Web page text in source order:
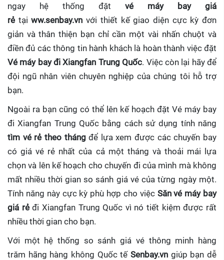
ngay hệ thống đặt vé máy bay giá
rẻ tạiww.senbay.vn với thiết kế giao diện cực kỳ đơn
giản và thân thiện bạn chỉ cần một vài nhấn chuột và
điền đủ các thông tin hành khách là hoàn thành việc đặt
Vé máy bay đi Xiangfan Trung Quốc. Việc còn lại hãy để
đội ngũ nhân viên chuyên nghiệp của chúng tôi hỗ trợ
bạn.
Ngoài ra bạn cũng có thể lên kế hoạch đặt Vé máy bay
đi Xiangfan Trung Quốc bằng cách sử dụng tính năng
tìm vé rẻ theo thángđể lựa xem được các chuyến bay
có giá vé rẻ nhất của cả một tháng và thoải mái lựa
chọn và lên kế hoạch cho chuyến đi của mình mà không
mất nhiều thời gian so sánh giá vé của từng ngày một.
Tính năng này cực kỳ phù hợp cho việc Săn vé máy bay
giá rẻđi Xiangfan Trung Quốc vì nó tiết kiệm được rất
nhiều thời gian cho bạn.
Với một hệ thống so sánh giá vé thông minh hàng
trăm hãng hàng không Quốc tế Senbay.vn giúp bạn dễ